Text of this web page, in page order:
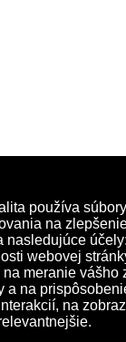
Youtube
TV Kardio